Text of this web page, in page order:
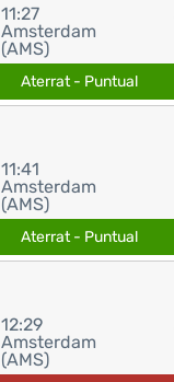
11:27
Amsterdam
(AMS)
Aterrat - Puntual
11:41
Amsterdam
(AMS)
Aterrat - Puntual
12:29
Amsterdam
(AMS)